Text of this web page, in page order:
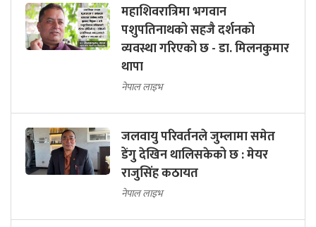
महाशिवरात्रिमा भगवान
पशुपतिनाथको सहजै दर्शनको
व्यवस्था गरिएको छ - डा. मिलनकुमार
थापा
नेपाल लाइभ
जलवायु परिवर्तनले जुम्लामा समेत
डेंगु देखिन थालिसकेको छ : मेयर
राजुसिंह कठायत
नेपाल लाइभ